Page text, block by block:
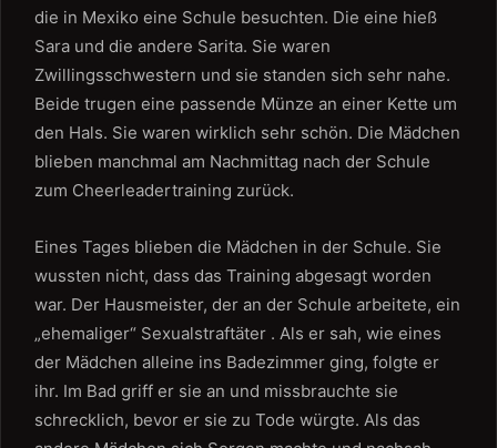
die in Mexiko eine Schule besuchten. Die eine hieß
Sara und die andere Sarita. Sie waren
Zwillingsschwestern und sie standen sich sehr nahe.
Beide trugen eine passende Münze an einer Kette um
den Hals. Sie waren wirklich sehr schön. Die Mädchen
blieben manchmal am Nachmittag nach der Schule
zum Cheerleadertraining zurück.
Eines Tages blieben die Mädchen in der Schule. Sie
wussten nicht, dass das Training abgesagt worden
war. Der Hausmeister, der an der Schule arbeitete, ein
„ehemaliger“ Sexualstraftäter . Als er sah, wie eines
der Mädchen alleine ins Badezimmer ging, folgte er
ihr. Im Bad griff er sie an und missbrauchte sie
schrecklich, bevor er sie zu Tode würgte. Als das